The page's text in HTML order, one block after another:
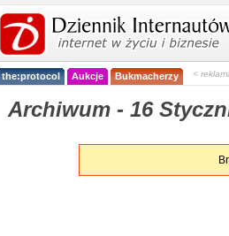
the:protocol Aukcje Bukmacherzy <
Archiwum - 16